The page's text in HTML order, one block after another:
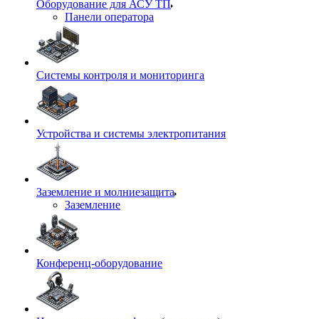
Оборудование для АСУ ТП
Панели оператора
Системы контроля и мониторинга
Устройства и системы электропитания
Заземление и молниезащита
Заземление
Конференц-оборудование